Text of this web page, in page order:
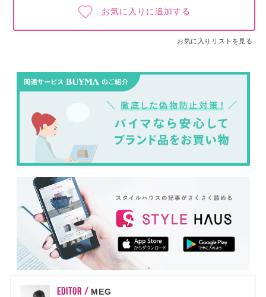
お気に入りに追加する
お気に入りリストを見る
EDITOR / MEG